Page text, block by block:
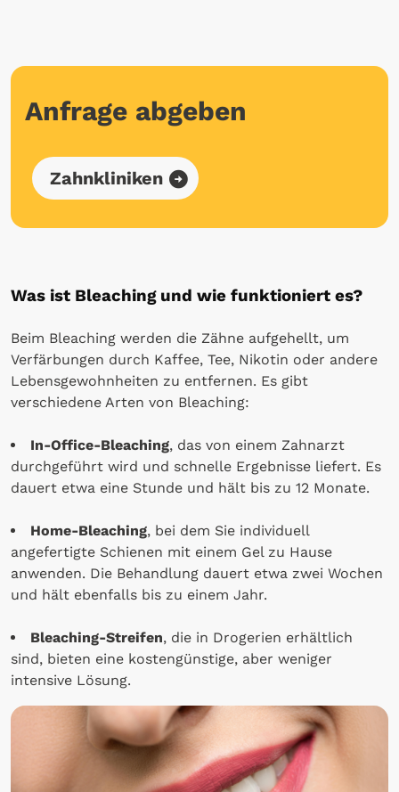
Anfrage abgeben
Zahnkliniken
Was ist Bleaching und wie funktioniert es?
Beim Bleaching werden die Zähne aufgehellt, um
Verfärbungen durch Kaffee, Tee, Nikotin oder andere
Lebensgewohnheiten zu entfernen. Es gibt
verschiedene Arten von Bleaching:
In-Office-Bleaching, das von einem Zahnarzt
durchgeführt wird und schnelle Ergebnisse liefert. Es
dauert etwa eine Stunde und hält bis zu 12 Monate.
Home-Bleaching, bei dem Sie individuell
angefertigte Schienen mit einem Gel zu Hause
anwenden. Die Behandlung dauert etwa zwei Wochen
und hält ebenfalls bis zu einem Jahr.
Bleaching-Streifen, die in Drogerien erhältlich
sind, bieten eine kostengünstige, aber weniger
intensive Lösung.